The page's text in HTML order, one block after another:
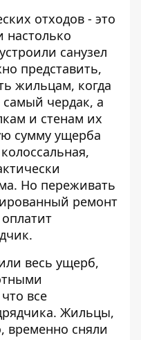
отходов - это
настолько
санузел
представить,
жильцам, когда
самый чердак, а
и стенам их
сумму ущерба
Но переживать
ремонт
весь ущерб,
все
Жильцы,
временно сняли